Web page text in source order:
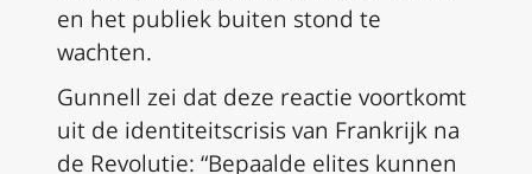
en het publiek buiten stond te
wachten.
Gunnell zei dat deze reactie voortkomt
uit de identiteitscrisis van Frankrijk na
de Revolutie: “Bepaalde elites kunnen